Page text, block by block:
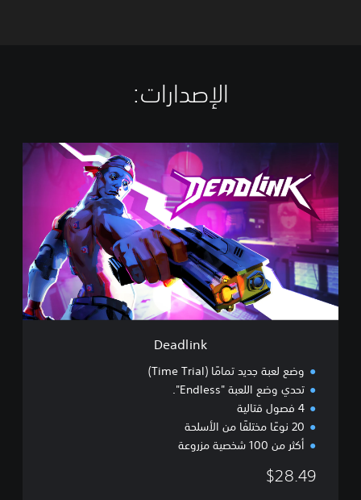
الإصدارات:‏
d
l
i
n
k
Deadlink
وضع لعبة جديد تمامًا (Time Trial)
تحدي وضع اللعبة "Endless".
4 فصول قتالية
20 نوعًا مختلفًا من الأسلحة
أكثر من 100 شخصية مزروعة
$28.49